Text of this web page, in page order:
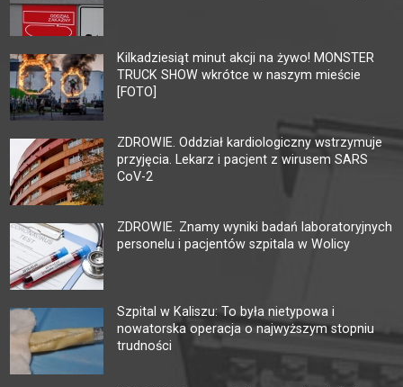
Kilkadziesiąt minut akcji na żywo! MONSTER
TRUCK SHOW wkrótce w naszym mieście
[FOTO]
ZDROWIE. Oddział kardiologiczny wstrzymuje
przyjęcia. Lekarz i pacjent z wirusem SARS
CoV-2
ZDROWIE. Znamy wyniki badań laboratoryjnych
personelu i pacjentów szpitala w Wolicy
Szpital w Kaliszu: To była nietypowa i
nowatorska operacja o najwyższym stopniu
trudności